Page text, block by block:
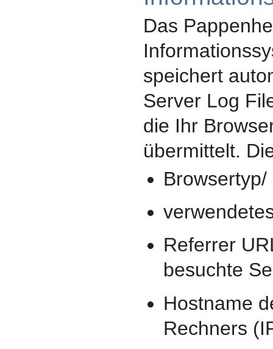
Das
speichert
Server Log
die Ihr
übermittelt.
Referrer
besuchte
Hostname
Rechners